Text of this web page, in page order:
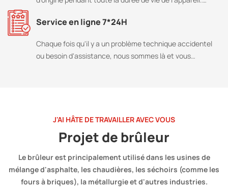
Service en ligne 7*24H
Chaque fois qu'il y a un problème technique accidentel
ou besoin d'assistance, nous sommes là et vous
J'AI HÂTE DE TRAVAILLER AVEC VOUS
Projet de brûleur
Le brûleur est principalement utilisé dans les usines de
mélange d'asphalte, les chaudières, les séchoirs (comme les
fours à briques), la métallurgie et d'autres industries.